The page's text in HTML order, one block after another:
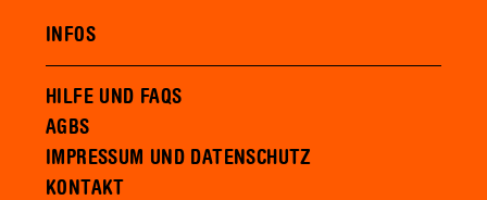
INFOS
HILFE UND FAQS
AGBS
IMPRESSUM UND DATENSCHUTZ
KONTAKT